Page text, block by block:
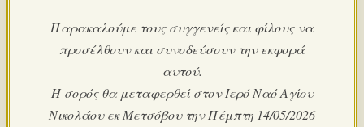
Παρακαλούμε τους συγγενείς και φίλους να
προσέλθουν και συνοδεύσουν την εκφορά
αυτού.
Η σορός θα μεταφερθεί στον Ιερό Ναό Αγίου
Νικολάου εκ Μετσόβου την Πέμπτη 14/05/2026